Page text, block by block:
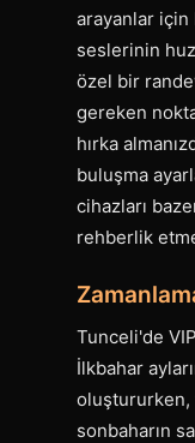
arayanlar
seslerinin
özel bir
gereken
hırka
buluşma
cihazları
rehberlik
Tunceli'de
İlkbahar
oluştururken,
sonbaharın